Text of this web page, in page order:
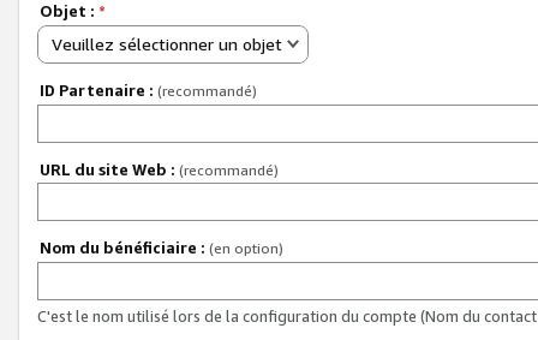
Objet : *
Veuillez sélectionner un objet
ID Partenaire : (recommandé)
URL du site Web : (recommandé)
Nom du bénéficiaire : (en option)
C'est le nom utilisé lors de la configuration du compte (Nom du